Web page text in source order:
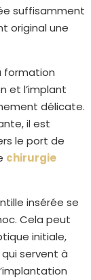
suffisamment
original une
formation
et l’implant
délicate.
il est
le port de
chirurgie
insérée se
Cela peut
initiale,
qui servent à